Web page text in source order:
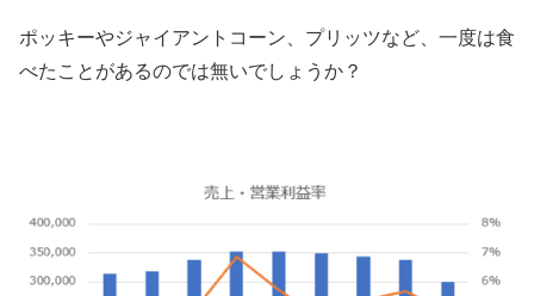
ポッキーやジャイアントコーン、プリッツなど、一度は食
べたことがあるのでは無いでしょうか？